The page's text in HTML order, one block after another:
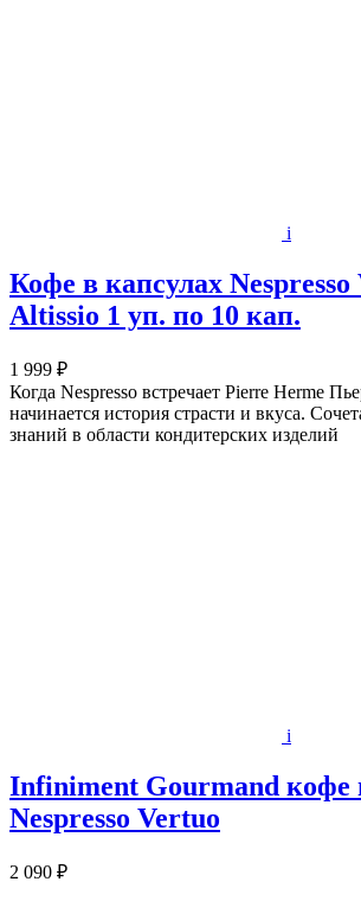
i
Кофе в капсулах Nespresso
Altissio 1 уп. по 10 кап.
1 999 ₽
Когда Nespresso встречает Pierre Herme
начинается история страсти и вкуса.
знаний в области кондитерских изделий
i
Infiniment Gourmand кофе
Nespresso Vertuo
2 090 ₽